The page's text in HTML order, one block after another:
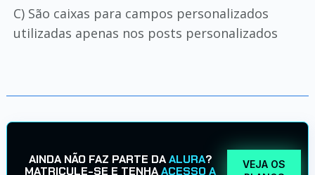
C) São caixas para campos personalizados
utilizadas apenas nos posts personalizados
AINDA NÃO FAZ PARTE DAALURA?
MATRICULE-SE E TENHAACESSO A
VEJA OS